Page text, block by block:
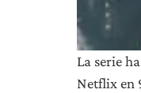
La serie
Netflix en